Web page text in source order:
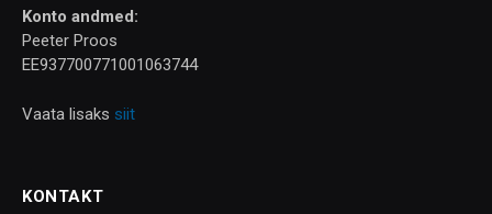
Konto andmed:
Peeter Proos
EE937700771001063744
Vaata lisaks siit
KONTAKT